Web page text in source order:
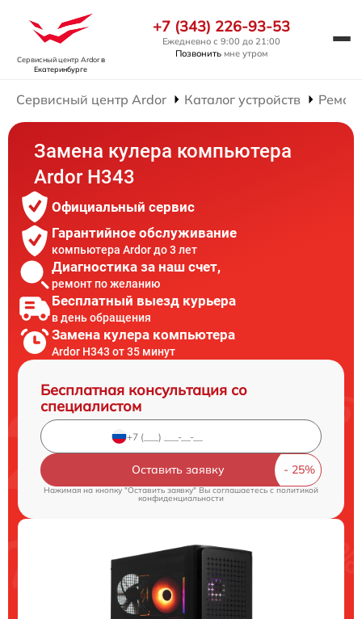
Сервисный центр Ardorв
Екатеринбурге
+7 (343) 226-93-53
Ежедневно с 9:00 до 21:00
Позвонить мне утром
Сервисный центр Ardor Каталог устройств
Замена кулера компьютера
Ardor H343
Официальный сервис
Гарантийное обслуживание
компьютера Ardor до 3 лет
Диагностика за наш счет,
ремонт по желанию
Бесплатный выезд курьера
в день обращения
Замена кулера компьютера
Ardor H343 от 35 минут
Бесплатная консультация со
специалистом
Оставить заявку
Нажимая на кнопку "Оставить заявку" Вы соглашаетесь cполитикой
конфиденциальности